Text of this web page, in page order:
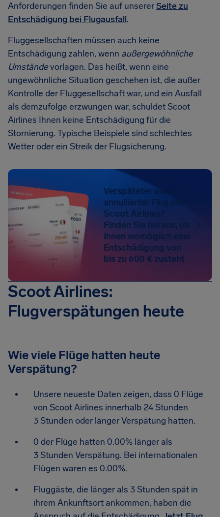
Anforderungen finden Sie auf unsererSeite zu
Entschädigung bei Flugausfall.
Fluggesellschaften müssen auch keine
Entschädigung zahlen, wenn außergewöhnliche
Umständevorlagen. Das heißt, wenn eine
ungewöhnliche Situation geschehen ist, die außer
Kontrolle der Fluggesellschaft war, und ein Ausfall
als demzufolge erzwungen war, schuldet Scoot
Airlines Ihnen keine Entschädigung für die
Stornierung. Typische Beispiele sind schlechtes
Wetter oder ein Streik der Flugsicherung.
Verspäteter oder
annullierter Flug mit
Scoot Airlines?
Finden Sie heraus, ob
Ihnen womöglich eine
Entschädigung von
bis zu 600 € zusteht
Scoot Airlines:
Flugverspätungen heute
Wie viele Flüge hatten heute
Verspätung?
Unsere neueste Daten zeigen, dass 0 Flüge
von Scoot Airlines innerhalb 24 Stunden
3 Stunden oder länger Verspätung hatten.
0 der Flüge hatten 0.00% länger als
3 Stunden Verspätung. Bei internationalen
Flügen waren es 0.00%.
Fluggäste, die länger als 3 Stunden spät in
ihrem Ankunftsort ankommen, haben die